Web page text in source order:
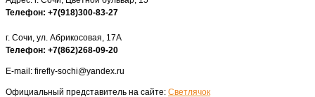
Телефон: +7(918)300-83-27
г. Сочи, ул. Абрикосовая, 17А
Телефон: +7(862)268-09-20
E-mail: firefly-sochi@yandex.ru
Официальный представитель на сайте: Светлячок